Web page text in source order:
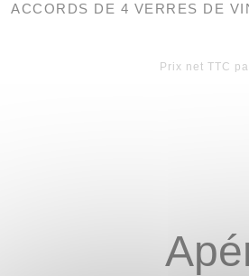
ACCORDS DE 4 VERRES DE
Prix net TTC